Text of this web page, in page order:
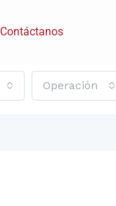
Contáctanos
Operación